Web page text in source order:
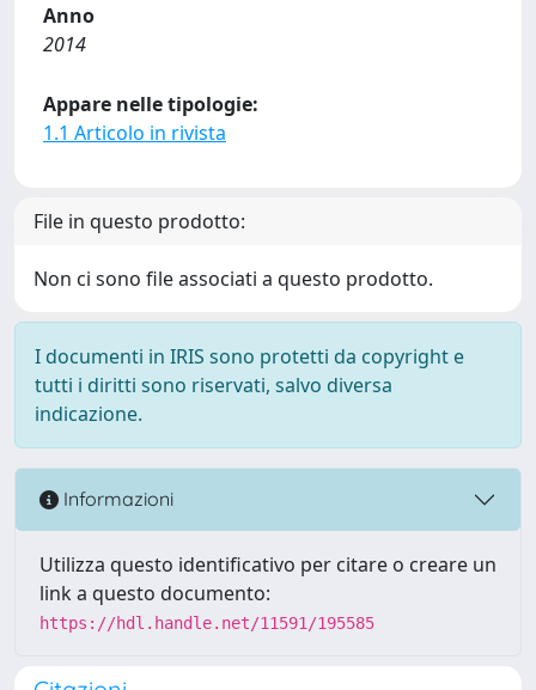
Anno
2014
Appare nelle tipologie:
1.1 Articolo in rivista
File in questo prodotto:
Non ci sono file associati a questo prodotto.
I documenti in IRIS sono protetti da copyright e
tutti i diritti sono riservati, salvo diversa
indicazione.
Informazioni
Utilizza questo identificativo per citare o creare un
link a questo documento:
https://hdl.handle.net/11591/195585